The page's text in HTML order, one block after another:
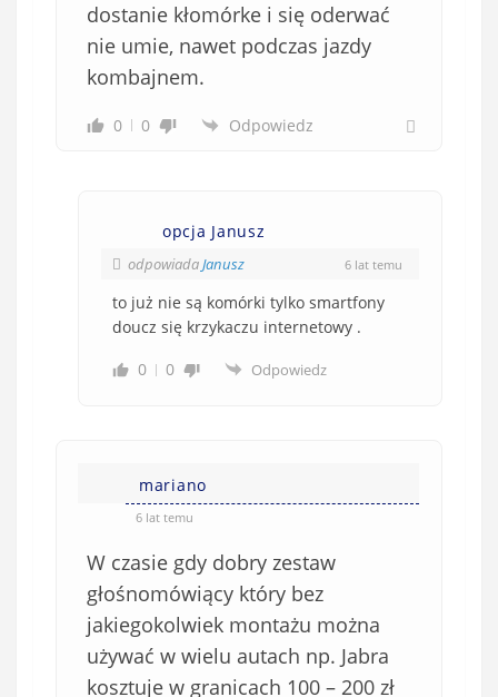
dostanie kłomórke i się oderwać
nie umie, nawet podczas jazdy
kombajnem.
0 0 Odpowiedz
opcja Janusz
odpowiadaJanusz 6 lat temu
to już nie są komórki tylko smartfony
doucz się krzykaczu internetowy .
0
0 Odpowiedz
mariano
6 lat temu
W czasie gdy dobry zestaw
głośnomówiący który bez
jakiegokolwiek montażu można
używać w wielu autach np. Jabra
kosztuje w granicach 100 – 200 zł